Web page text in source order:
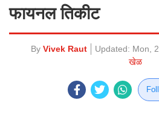
फायनल तिकीट
By Vivek Raut Updated: Mon,
खेळ